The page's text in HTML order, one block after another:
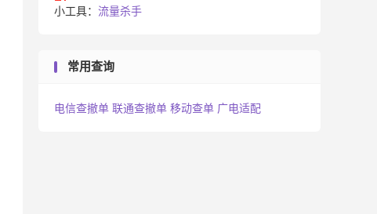
小工具： 流量杀手
常用查询
电信查撤单 联通查撤单 移动查单 广电适配